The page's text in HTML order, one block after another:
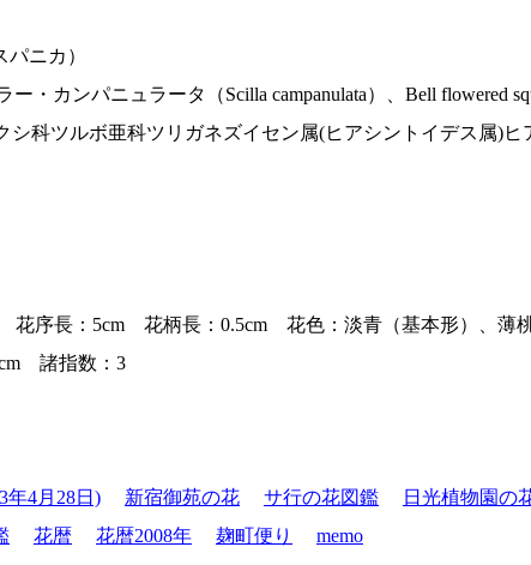
ニカ）
・カンパニュラータ（Scilla campanulata）、Bell flowered
科ツルボ亜科ツリガネズイセン属(ヒアシントイデス属)ヒ
序長：5cm 花柄長：0.5cm 花色：淡青（基本形）、薄
諸指数：3
年4月28日) 新宿御苑の花 サ行の花図鑑 日光植物園の
花暦 花暦2008年 麹町便り memo